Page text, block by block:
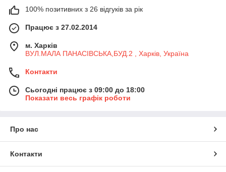
100% позитивних з 26 відгуків за рік
Працює з 27.02.2014
м. Харків
ВУЛ.МАЛА ПАНАСІВСЬКА,БУД.2 , Харків, Україна
Контакти
Сьогодні працює з 09:00 до 18:00
Показати весь графік роботи
Про нас
Контакти